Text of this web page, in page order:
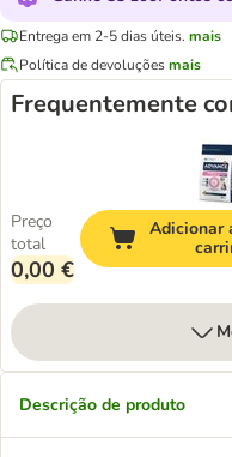
Entrega em 2-5 dias úteis. mais
Política de devoluçõesmais
Frequentemente
Preço
total
0,00 €
Adicionar
Descrição de produto